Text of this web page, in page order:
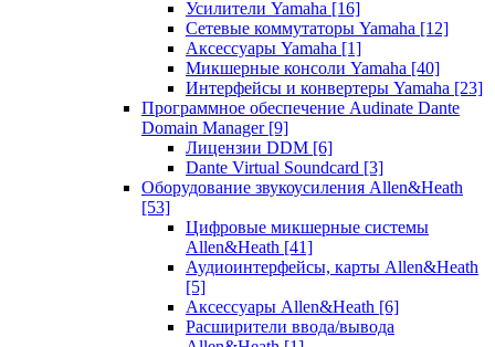
Усилители Yamaha [16]
Сетевые коммутаторы Yamaha [12]
Аксессуары Yamaha [1]
Микшерные консоли Yamaha [40]
Интерфейсы и конвертеры Yamaha [23]
Программное обеспечение Audinate Dante
Domain Manager [9]
Лицензии DDM [6]
Dante Virtual Soundcard [3]
Оборудование звукоусиления Allen&Heath
[53]
Цифровые микшерные системы
Allen&Heath [41]
Аудиоинтерфейсы, карты Allen&Heath
[5]
Аксессуары Allen&Heath [6]
Расширители ввода/вывода